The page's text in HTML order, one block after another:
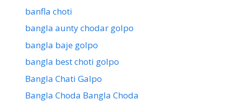
banfla choti
bangla aunty chodar golpo
bangla baje golpo
bangla best choti golpo
Bangla Chati Galpo
Bangla Choda Bangla Choda